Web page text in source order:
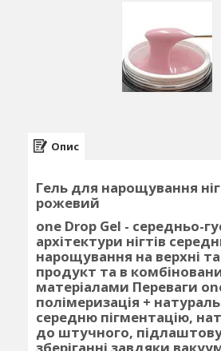
Опис
Гель для нарощування
рожевий
one Drop Gel - середньо-
архітектури нігтів
нарощування на верхні
продукт та в
матеріалами Переваги
полімеризація +
середню пігментацію,
до штучного,